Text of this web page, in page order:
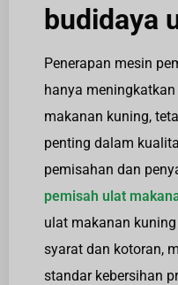
budidaya
Penerapan mesin
hanya
makanan kuning,
penting dalam
pemisahan dan
pemisah ulat
ulat makanan
syarat dan kotoran,
standar kebersihan